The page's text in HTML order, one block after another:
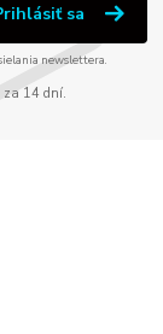
sa
newslettera.
za 14 dní.